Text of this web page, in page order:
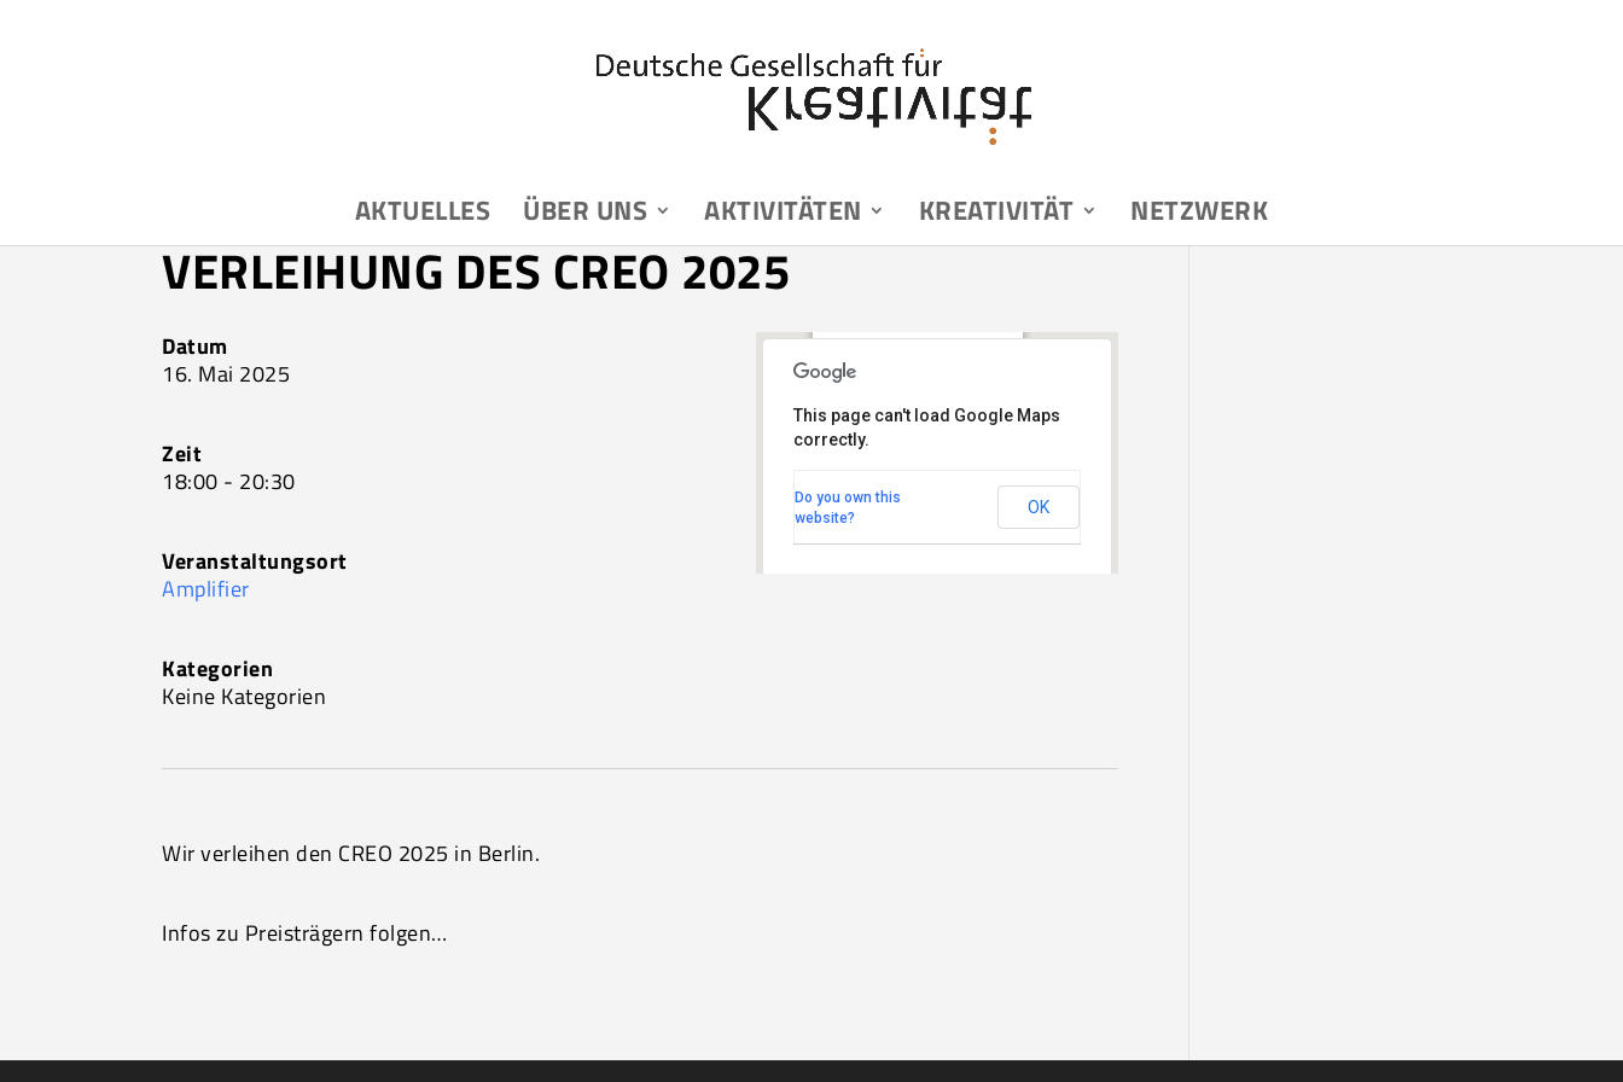
AKTUELLES ÜBER UNS AKTIVITÄTEN KREATIVITÄT NETZWERK
VERLEIHUNG DES CREO 2025
Gustav-Meyer-Allee 25 -
13355 Berlin
Veranstaltungen
This page can't load Google Maps
correctly.
Do you own this
website?
OK
Datum
16. Mai 2025
Zeit
18:00 - 20:30
Veranstaltungsort
Amplifier
Kategorien
Keine Kategorien
Wir verleihen den CREO 2025 in Berlin.
Infos zu Preisträgern folgen…